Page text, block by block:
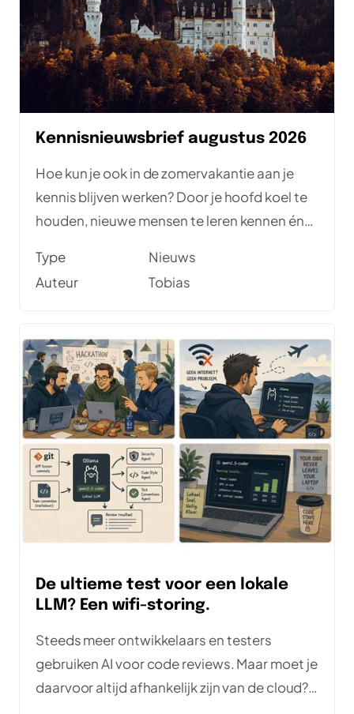
Kennisnieuwsbrief augustus 2026
Hoe kun je ook in de zomervakantie aan je
kennis blijven werken? Door je hoofd koel te
houden, nieuwe mensen te leren kennen én
nemen. Met meetups en goede artikelen. En
er zijn de komende tijd twee gratis online
Global Series.
Type
Nieuws
Auteur
Tobias
De ultieme test voor een lokale
LLM? Een wifi-storing.
Steeds meer ontwikkelaars en testers
gebruiken AI voor code reviews. Maar moet je
daarvoor altijd afhankelijk zijn van de cloud?